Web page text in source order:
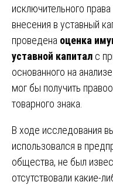
исключительного
внесения в уставный
проведена оценка
уставной капитал с
основанного на
мог бы получить
товарного знака.
В ходе исследования
использовался в
общества, не был
отсутствовали какие-